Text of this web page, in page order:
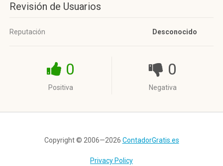
Revisión de Usuarios
Reputación Desconocido
0
Positiva
0
Negativa
Copyright © 2006—2026 ContadorGratis.es
Privacy Policy